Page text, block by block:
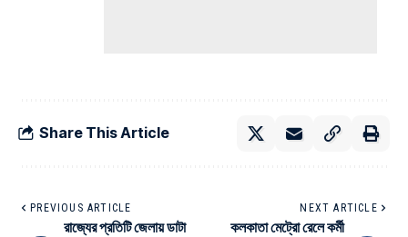
Share This Article
PREVIOUS ARTICLE
রাজ্যের প্রতিটি জেলায় ডাটা
NEXT ARTICLE
কলকাতা মেট্রো রেলে কর্মী